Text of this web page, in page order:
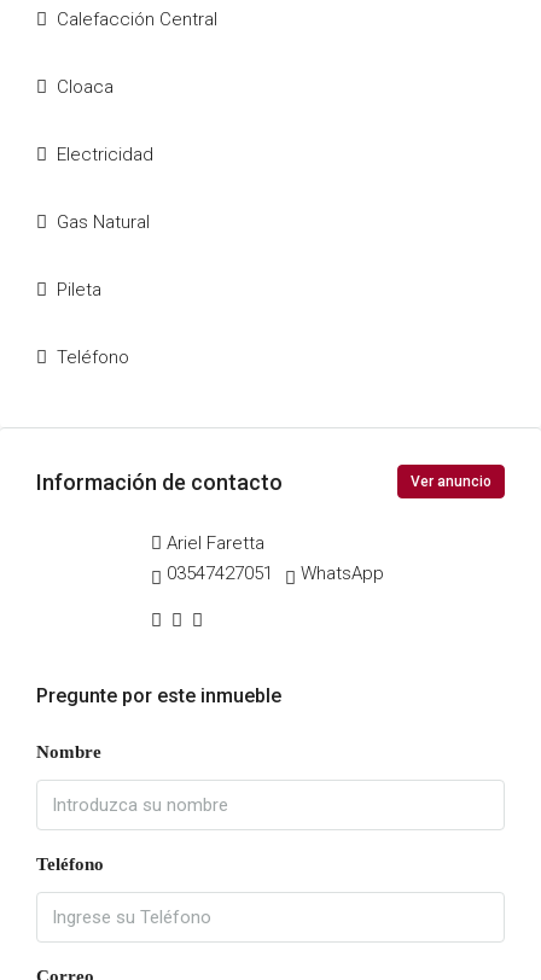
Calefacción Central
Cloaca
Electricidad
Gas Natural
Pileta
Teléfono
Información de contacto Ver anuncio
Ariel Faretta
03547427051
WhatsApp
Pregunte por este inmueble
Nombre
Teléfono